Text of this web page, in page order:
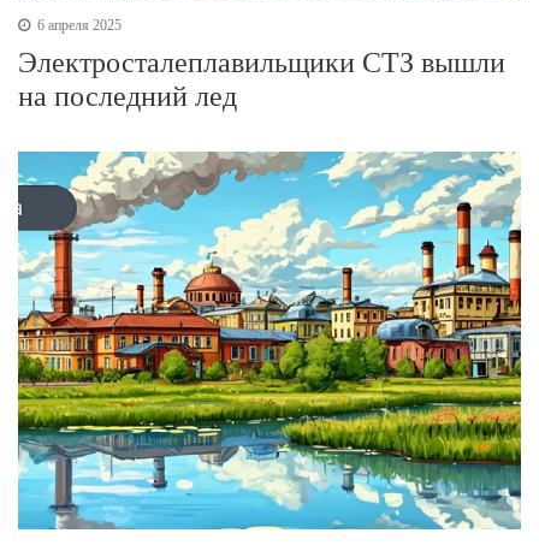
6 апреля 2025
Электросталеплавильщики СТЗ вышли
на последний лед